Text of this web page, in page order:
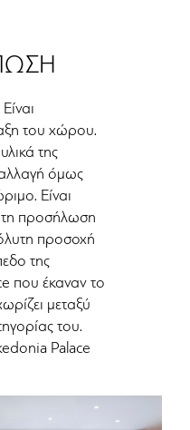
του χώρου.
της
όμως
Είναι
προσήλωση
προσοχή
της
που έκαναν το
μεταξύ
του.
Palace